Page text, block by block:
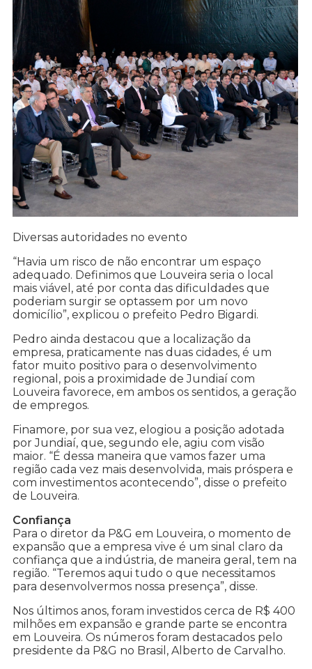
Diversas autoridades no evento
“Havia um risco de não encontrar um espaço
adequado. Definimos que Louveira seria o local
mais viável, até por conta das dificuldades que
poderiam surgir se optassem por um novo
domicílio”, explicou o prefeito Pedro Bigardi.
Pedro ainda destacou que a localização da
empresa, praticamente nas duas cidades, é um
fator muito positivo para o desenvolvimento
regional, pois a proximidade de Jundiaí com
Louveira favorece, em ambos os sentidos, a geração
de empregos.
Finamore, por sua vez, elogiou a posição adotada
por Jundiaí, que, segundo ele, agiu com visão
maior. “É dessa maneira que vamos fazer uma
região cada vez mais desenvolvida, mais próspera e
com investimentos acontecendo”, disse o prefeito
de Louveira.
Confiança
Para o diretor da P&G em Louveira, o momento de
expansão que a empresa vive é um sinal claro da
confiança que a indústria, de maneira geral, tem na
região. “Teremos aqui tudo o que necessitamos
para desenvolvermos nossa presença”, disse.
Nos últimos anos, foram investidos cerca de R$ 400
milhões em expansão e grande parte se encontra
em Louveira. Os números foram destacados pelo
presidente da P&G no Brasil, Alberto de Carvalho.